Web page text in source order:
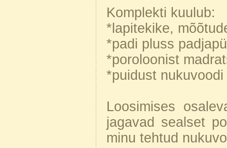
Komplekti kuulub:
*lapitekike,
*padi pluss
*poroloonist
*puidust nukuvoodi
Loosimises
jagavad sealset
minu tehtud